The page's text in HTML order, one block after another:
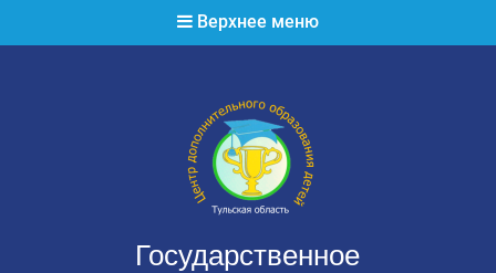
Верхнее меню
Государственное